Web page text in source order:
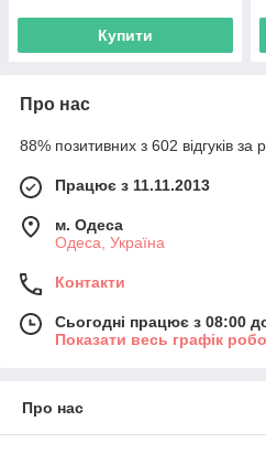
Купити
Про нас
88% позитивних з 602 відгуків за
Працює з 11.11.2013
м. Одеса
Одеса, Україна
Контакти
Сьогодні працює з 08:00
Показати весь графік
Про нас